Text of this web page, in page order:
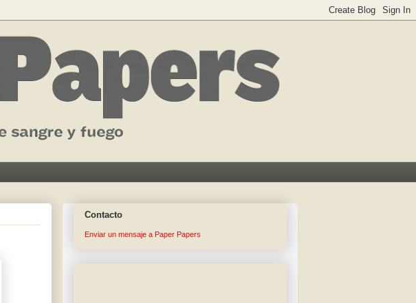
Contacto
Enviar un mensaje a Paper Papers